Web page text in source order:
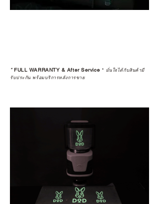
*FULL WARRANTY & After Service * มั่นใจได้กับสินค้ามี
รับประกัน พร้อมบริการหลังการขาย